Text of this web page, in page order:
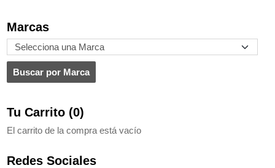
Marcas
Tu Carrito (0)
El carrito de la compra está vacío
Redes Sociales